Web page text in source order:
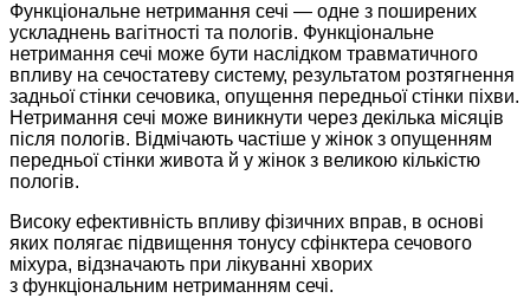
Функціональне нетримання сечі — одне з поширених
ускладнень вагітності та пологів. Функціональне
нетримання сечі може бути наслідком травматичного
впливу на сечостатеву систему, результатом розтягнення
задньої стінки сечовика, опущення передньої стінки піхви.
Нетримання сечі може виникнути через декілька місяців
після пологів. Відмічають частіше у жінок з опущенням
перед­ньої стінки живота й у жінок з великою кількістю
пологів.
Високу ефективність впливу фізичних вправ, в основі
яких полягає підвищення тонусу сфінктера сечового
міхура, відзначають при лікуванні хворих
з функціональним нетриманням сечі.